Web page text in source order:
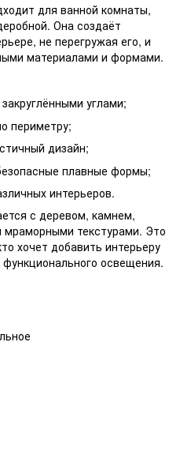
для ванной комнаты,
Она создаёт
не перегружая его, и
материалами и формами.
углами;
периметру;
дизайн;
плавные формы;
интерьеров.
с деревом, камнем,
мраморными текстурами. Это
хочет добавить интерьеру
освещения.